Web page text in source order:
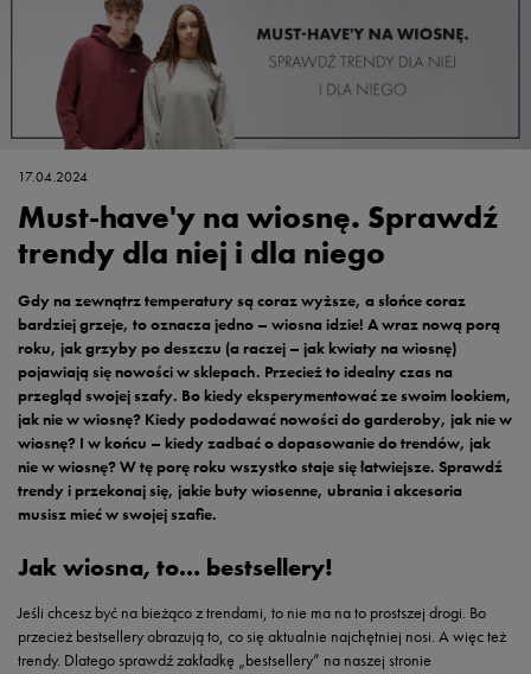
17.04.2024
Must-have'y na wiosnę. Sprawdź
trendy dla niej i dla niego
Gdy na zewnątrz temperatury są coraz wyższe, a słońce coraz
bardziej grzeje, to oznacza jedno – wiosna idzie! A wraz nową porą
roku, jak grzyby po deszczu (a raczej – jak kwiaty na wiosnę)
pojawiają się nowości w sklepach. Przecież to idealny czas na
przegląd swojej szafy. Bo kiedy eksperymentować ze swoim lookiem,
jak nie w wiosnę? Kiedy pododawać nowości do garderoby, jak nie w
wiosnę? I w końcu – kiedy zadbać o dopasowanie do trendów, jak
nie w wiosnę? W tę porę roku wszystko staje się łatwiejsze. Sprawdź
trendy i przekonaj się, jakie buty wiosenne, ubrania i akcesoria
musisz mieć w swojej szafie.
Jak wiosna, to… bestsellery!
Jeśli chcesz być na bieżąco z trendami, to nie ma na to prostszej drogi. Bo
przecież bestsellery obrazują to, co się aktualnie najchętniej nosi. A więc też
trendy. Dlatego sprawdź zakładkę „bestsellery” na naszej stronie